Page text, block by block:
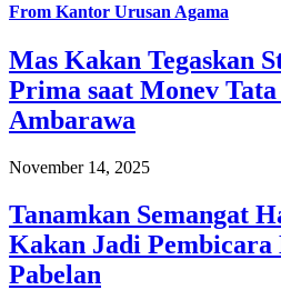
From Kantor Urusan Agama
Mas Kakan Tegaskan
Prima saat Monev
Ambarawa
November 14, 2025
Tanamkan Semangat
Kakan Jadi Pembicara
Pabelan